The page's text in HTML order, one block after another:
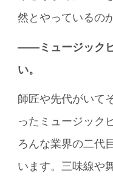
然とやっているの
――ミュージック
い。
師匠や先代がいて
ったミュージック
ろんな業界の二代
います。三味線や